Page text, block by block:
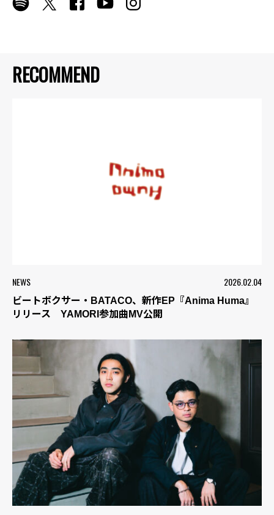
RECOMMEND
NEWS 2026.02.04
ビートボクサー・BATACO、新作EP『Anima Huma』
リリース YAMORI参加曲MV公開